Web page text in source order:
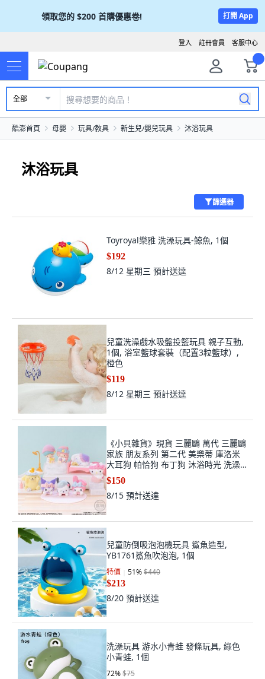
領取您的 $200 首購優惠卷! 打開 App
客服中心
註冊會員
登入
全部
酷澎首頁 母嬰 玩具/教具 新生兒/嬰兒玩具 沐浴玩具
沐浴玩具
篩選器
Toyroyal樂雅 洗澡玩具-鯨魚, 1個
$192
8/12 星期三 預計送達
兒童洗澡戲水吸盤投籃玩具 親子互動,
1個, 浴室籃球套裝（配置3粒籃球）,
橙色
$119
8/12 星期三 預計送達
《小貝雜貨》現貨 三麗鷗 萬代 三麗鷗
家族 朋友系列 第二代 美樂蒂 庫洛米
大耳狗 帕恰狗 布丁狗 沐浴時光 洗澡
時光, 1個, 酷洛米
$150
8/15 預計送達
兒童防倒吸泡泡機玩具 鯊魚造型,
YB1761鯊魚吹泡泡, 1個
特價 51%$440
$213
8/20 預計送達
洗澡玩具 游水小青蛙 發條玩具, 綠色
小青蛙, 1個
72%$75